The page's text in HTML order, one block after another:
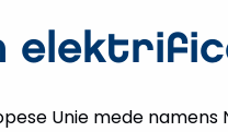
Unie mede